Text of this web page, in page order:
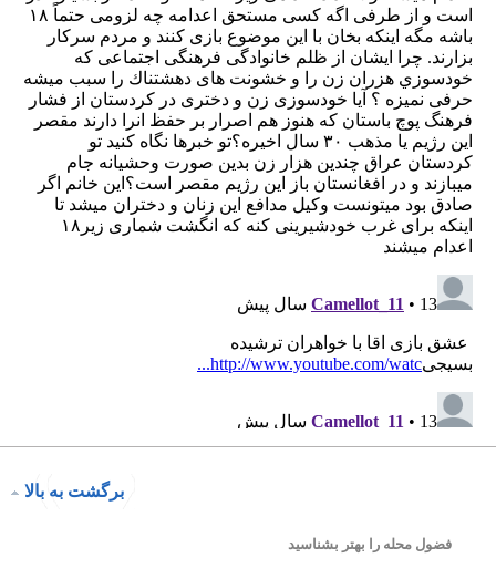
برگشت به بالا
فضول محله را بهتر بشناسید